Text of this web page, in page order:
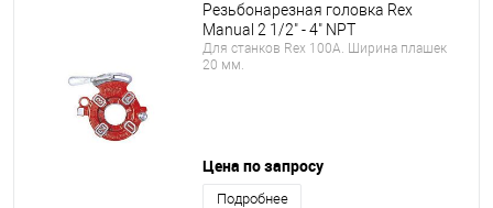
Резьбонарезная головка Rex
Manual 2 1/2" - 4" NPT
Для станков Rex 100A. Ширина плашек
20 мм.
Цена по запросу
Подробнее